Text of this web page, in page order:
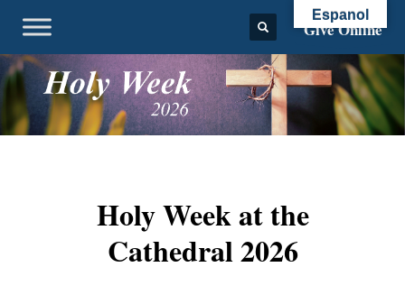
Give Online
Holy Week at the
Cathedral 2026
Espanol